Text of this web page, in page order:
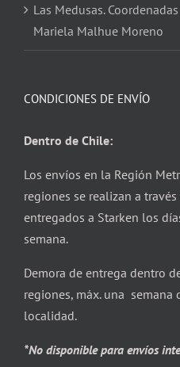
Las Medusas.
Mariela Malhue Moreno
CONDICIONES DE ENVÍO
Dentro de Chile:
Los envíos en la Región
regiones se realizan a
entregados a Starken los
semana.
Demora de entrega dentro
regiones, máx. una semana
localidad.
*No disponible para envíos